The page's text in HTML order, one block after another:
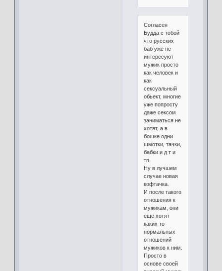
Согласен
Будда с тобой
что русских
баб уже не
интересуют
мужик просто
как человек и
как
сексуальный
обьект, многие
уже попросту
даже сексом
заниматься не
хотят, а в
бошке одни
шмотки, тачки,
бабки и д т и
тп.
Ну в лучшем
случае новая
кофтачка.
И после такого
отношения к
мужикам, они
ещё хотят
каких то
нормальных
отношений
мужиков к ним.
Просто в
основе своей